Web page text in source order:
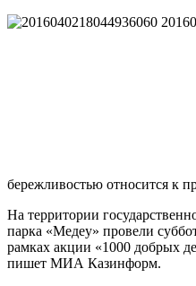
бережливостью относится к
На территории
парка «Медеу» провели
рамках акции «1000 добрых
пишет МИА Казинформ.